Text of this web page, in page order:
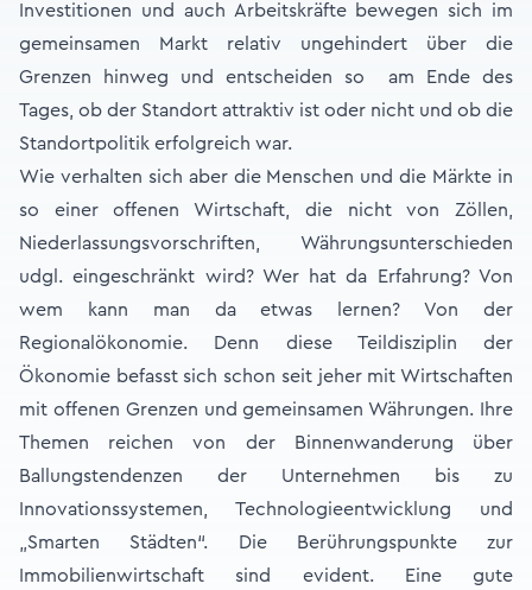
Investitionen und auch Arbeitskräfte bewegen sich im
gemeinsamen Markt relativ ungehindert über die
Grenzen hinweg und entscheiden so am Ende des
Tages, ob der Standort attraktiv ist oder nicht und ob die
Standortpolitik erfolgreich war.
Wie verhalten sich aber die Menschen und die Märkte in
so einer offenen Wirtschaft, die nicht von Zöllen,
Niederlassungsvorschriften, Währungsunterschieden
udgl. eingeschränkt wird? Wer hat da Erfahrung? Von
wem kann man da etwas lernen? Von der
Regionalökonomie. Denn diese Teildisziplin der
Ökonomie befasst sich schon seit jeher mit Wirtschaften
mit offenen Grenzen und gemeinsamen Währungen. Ihre
Themen reichen von der Binnenwanderung über
Ballungstendenzen der Unternehmen bis zu
Innovationssystemen, Technologieentwicklung und
„Smarten Städten“. Die Berührungspunkte zur
Immobilienwirtschaft sind evident. Eine gute